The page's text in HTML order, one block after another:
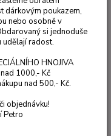
dárkovým poukazem,
nebo osobně v
si jednoduše
udělají radost.
HNOJIVA
1000,- Kč
nad 500,- Kč.
objednávku!
Petro